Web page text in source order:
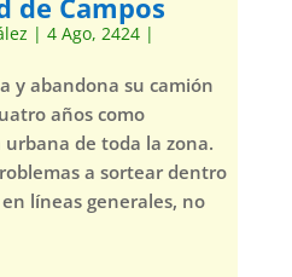
de Campos
| 4 Ago, 2424|
y abandona su camión
años como
de toda la zona.
a sortear dentro
líneas generales, no